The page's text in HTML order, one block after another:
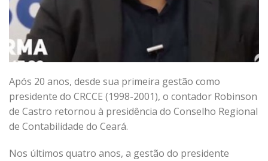
Após 20 anos, desde sua primeira gestão como
presidente do CRCCE (1998-2001), o contador Robinson
de Castro retornou à presidência do Conselho Regional
de Contabilidade do Ceará.
Nos últimos quatro anos, a gestão do presidente